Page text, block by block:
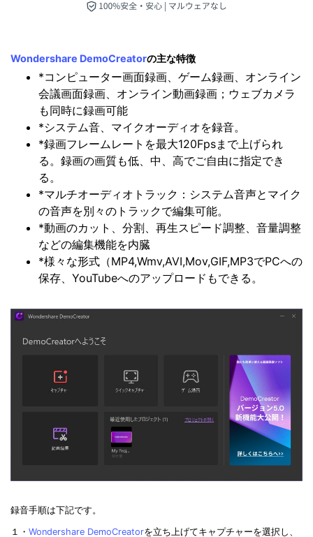
Wondershare DemoCreatorの主な特徴
*コンピューター画面録画、ゲーム録画、オンライン
会議画面録画、オンライン動画録画；ウェブカメラ
も同時に録画可能
*システム音、マイクオーディオを録音。
*録画フレームレートを最大120Fpsまで上げられ
る。録画の画質も低、中、高でご自由に指定でき
る。
*マルチオーディオトラック：システム音声とマイク
の音声を別々のトラックで編集可能。
*動画のカット、分割、再生スピード調整、音量調整
などの編集機能を内臓
*様々な形式（MP4,Wmv,AVI,Mov,GIF,MP3でPCへの
保存、YouTubeへのアップロードもできる。
録音手順は下記です。
１・ Wondershare DemoCreatorを立ち上げてキャプチャーを選択し、